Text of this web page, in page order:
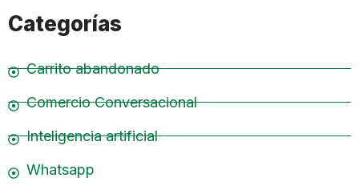
Categorías
Carrito abandonado
Comercio Conversacional
Inteligencia artificial
Whatsapp